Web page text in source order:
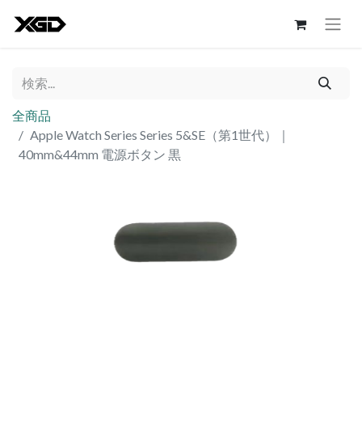
全商品
Apple Watch Series Series 5&SE（第1世代）｜
40mm&44mm 電源ボタン 黒